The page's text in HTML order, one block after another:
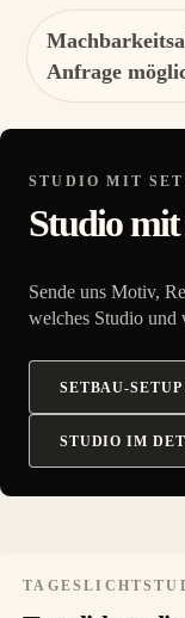
Anfrage
STUDIO MIT
Studio mit
Sende uns Motiv,
welches Studio und
SETBAU-
STUDIO IM